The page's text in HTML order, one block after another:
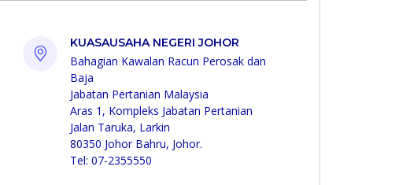
KUASAUSAHA NEGERI JOHOR
Bahagian Kawalan Racun Perosak dan
Baja
Jabatan Pertanian Malaysia
Aras 1, Kompleks Jabatan Pertanian
Jalan Taruka, Larkin
80350 Johor Bahru, Johor.
Tel: 07-2355550